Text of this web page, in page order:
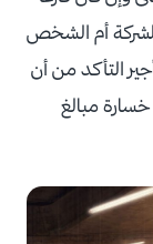
أم الشخص
التأكد من أن
مبالغ